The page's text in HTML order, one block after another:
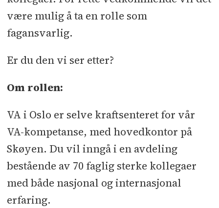
være mulig å ta en rolle som
fagansvarlig.
Er du den vi ser etter?
Om rollen:
VA i Oslo er selve kraftsenteret for vår
VA-kompetanse, med hovedkontor på
Skøyen. Du vil inngå i en avdeling
bestående av 70 faglig sterke kollegaer
med både nasjonal og internasjonal
erfaring.